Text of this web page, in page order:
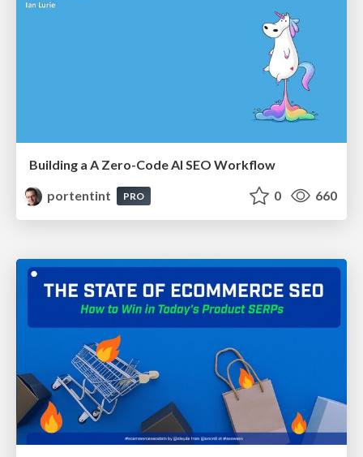
Building a A Zero-Code AI SEO Workflow
portentint
PRO 0 660